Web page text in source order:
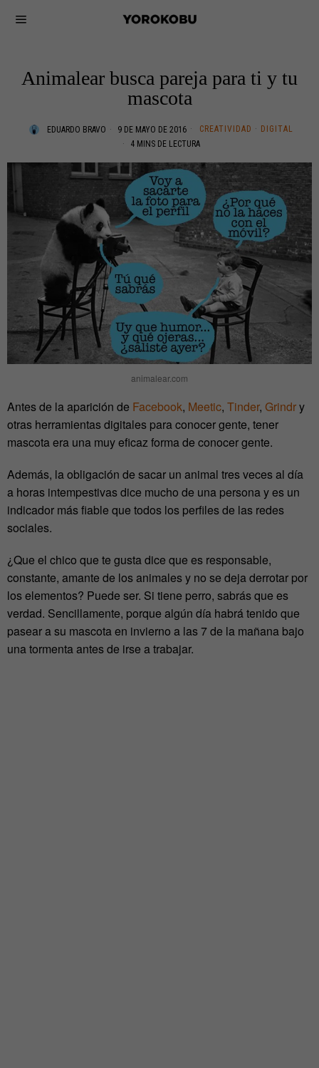
Animalear busca pareja para ti y tu
mascota
EDUARDO BRAVO 9 DE MAYO DE 2016 CREATIVIDAD · DIGITAL
4 MINS DE LECTURA
animalear.com
Antes de la aparición de Facebook, Meetic, Tinder, Grindry
otras herramientas digitales para conocer gente, tener
mascota era una muy eficaz forma de conocer gente.
Además, la obligación de sacar un animal tres veces al día
a horas intempestivas dice mucho de una persona y es un
indicador más fiable que todos los perfiles de las redes
sociales.
¿Que el chico que te gusta dice que es responsable,
constante, amante de los animales y no se deja derrotar por
los elementos? Puede ser. Si tiene perro, sabrás que es
verdad. Sencillamente, porque algún día habrá tenido que
pasear a su mascota en invierno a las 7 de la mañana bajo
una tormenta antes de irse a trabajar.